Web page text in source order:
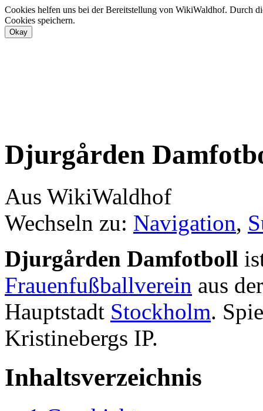
Cookies helfen uns bei der Bereitstellung von WikiWaldhof. Durch
Cookies speichern.
Djurgården
Aus WikiWaldhof
Wechseln zu: Navigation,
Djurgården Damfotboll
Frauenfußballverein aus
Hauptstadt Stockholm.
Kristinebergs IP.
Inhaltsverzeichnis